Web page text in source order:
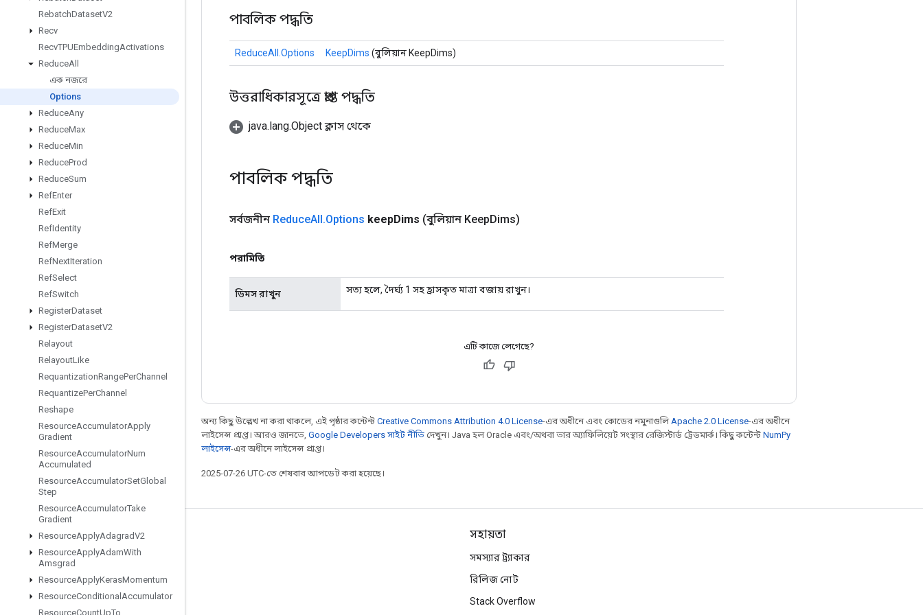
RebatchDatasetV2
Recv
RecvTPUEmbeddingActivations
ReduceAll
এক নজরে
Options
ReduceAny
ReduceMax
ReduceMin
ReduceProd
ReduceSum
RefEnter
RefExit
RefIdentity
RefMerge
RefNextIteration
RefSelect
RefSwitch
RegisterDataset
RegisterDatasetV2
Relayout
RelayoutLike
RequantizationRangePerChannel
RequantizePerChannel
Reshape
ResourceAccumulatorApply
Gradient
ResourceAccumulatorNum
Accumulated
ResourceAccumulatorSetGlobal
Step
ResourceAccumulatorTake
Gradient
ResourceApplyAdagradV2
ResourceApplyAdamWith
Amsgrad
ResourceApplyKerasMomentum
ResourceConditional Accumulator
ResourceCountUpTo
পাবলিক পদ্ধতি
ReduceAll.Options KeepDims (বুলিয়ান KeepDims)
উত্তরাধিকারসূত্রে প্রাপ্ত পদ্ধতি
java.lang.Object ক্লাস থেকে
পাবলিক পদ্ধতি
সর্বজনীন ReduceAll.Options keepDims (বুলিয়ান KeepDims)
পরামিতি
ডিমস রাখুন সত্য হলে, দৈর্ঘ্য 1 সহ হ্রাসকৃত মাত্রা বজায় রাখুন।
এটি কাজে লেগেছে?
অন্য কিছু উল্লেখ না করা থাকলে, এই পৃষ্ঠার কন্টেন্ট Creative Commons Attribution 4.0 License-এর অধীনে এবং কোডের নমুনাগুলি Apache 2.0 License-এর অধীনে
লাইসেন্স প্রাপ্ত। আরও জানতে, Google Developers সাইট নীতি দেখুন। Java হল Oracle এবং/অথবা তার অ্যাফিলিয়েট সংস্থার রেজিস্টার্ড ট্রেডমার্ক। কিছু কন্টেন্ট NumPy
লাইসেন্স-এর অধীনে লাইসেন্স প্রাপ্ত।
2025-07-26 UTC-তে শেষবার আপডেট করা হয়েছে।
সবসময় যুক্ত থাকুন
ফোরাম
GitHub
সহায়তা
সমস্যার ট্র্যাকার
রিলিজ নোট
Stack Overflow